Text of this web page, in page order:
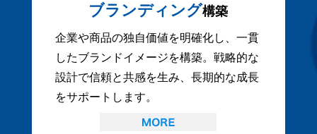
ブランディング構築
企業や商品の独自価値を明確化し、一貫
したブランドイメージを構築。戦略的な
設計で信頼と共感を生み、長期的な成長
をサポートします。